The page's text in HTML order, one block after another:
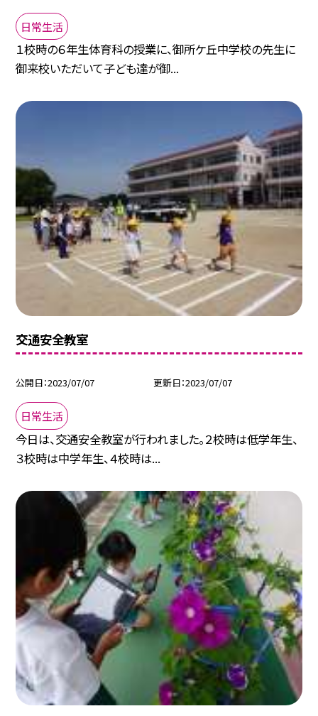
日常生活
１校時の６年生体育科の授業に、御所ケ丘中学校の先生に
御来校いただいて子ども達が御...
交通安全教室
公開日 2023/07/07 更新日 2023/07/07
日常生活
今日は、交通安全教室が行われました。２校時は低学年生、
３校時は中学年生、４校時は...